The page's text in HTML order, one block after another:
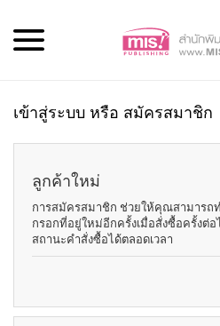
เข้าสู่ระบบ หรือ สมัครสมาชิก
ลูกค้าใหม่
การสมัครสมาชิก ช่วยให้คุณสามารถ
กรอกที่อยู่ใหม่อีกครั้งเมื่อสั่งซื้อครั้งต่
สถานะคำสั่งซื้อได้ตลอดเวลา